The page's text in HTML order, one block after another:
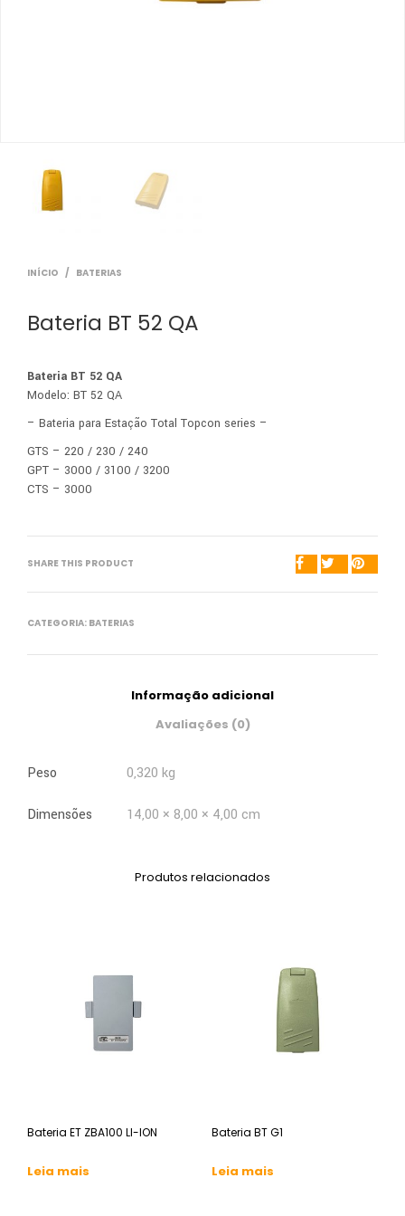
INÍCIO / BATERIAS
Bateria BT 52 QA
Bateria BT 52 QA
Modelo: BT 52 QA
– Bateria para Estação Total Topcon series –
GTS – 220 / 230 / 240
GPT – 3000 / 3100 / 3200
CTS – 3000
SHARE THIS PRODUCT
CATEGORIA: BATERIAS
Informação adicional
Avaliações (0)
Peso 0,320 kg
Dimensões 14,00 × 8,00 × 4,00 cm
Produtos relacionados
Bateria ET ZBA100 LI-ION
Leia mais
Bateria BT G1
Leia mais